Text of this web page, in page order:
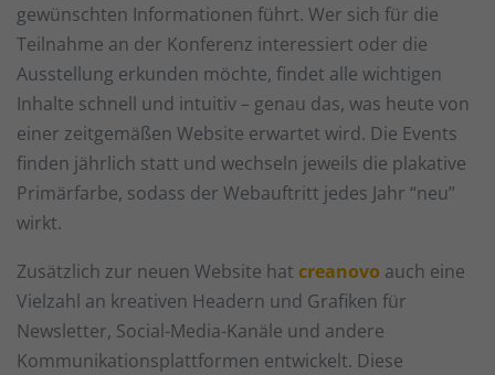
gewünschten Informationen führt. Wer sich für die
Teilnahme an der Konferenz interessiert oder die
Ausstellung erkunden möchte, findet alle wichtigen
Inhalte schnell und intuitiv – genau das, was heute von
einer zeitgemäßen Website erwartet wird. Die Events
finden jährlich statt und wechseln jeweils die plakative
Primärfarbe, sodass der Webauftritt jedes Jahr “neu”
wirkt.
Zusätzlich zur neuen Website hat creanovo auch eine
Vielzahl an kreativen Headern und Grafiken für
Newsletter, Social-Media-Kanäle und andere
Kommunikationsplattformen entwickelt. Diese
Essenziell (1)
Essenzielle Cookies ermöglichen grundlegende Funktionen und sind für
die einwandfreie Funktion der Website erforderlich.
Cookie-Informationen anzeigen
Statistiken (1)
Statistik Cookies erfassen Informationen anonym. Diese Informationen
helfen uns zu verstehen, wie unsere Besucher unsere Website nutzen.
Externe Medien (1)
Inhalte von Videoplattformen und Social-Media-Plattformen werden
standardmäßig blockiert. Wenn Cookies von externen Medien akzeptiert
werden, bedarf der Zugriff auf diese Inhalte keiner manuellen